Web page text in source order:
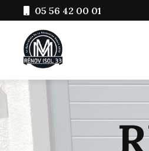
au
contenu
principal
05 56 42 00 01